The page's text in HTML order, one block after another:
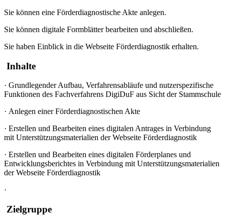
Sie können eine Förderdiagnostische Akte anlegen.
Sie können digitale Formblätter bearbeiten und abschließen.
Sie haben Einblick in die Webseite Förderdiagnostik erhalten.
Inhalte
· Grundlegender Aufbau, Verfahrensabläufe und nutzerspezifische
Funktionen des Fachverfahrens DigiDuF aus Sicht der Stammschule
· Anlegen einer Förderdiagnostischen Akte
· Erstellen und Bearbeiten eines digitalen Antrages in Verbindung
mit Unterstützungsmaterialien der Webseite Förderdiagnostik
· Erstellen und Bearbeiten eines digitalen Förderplanes und
Entwicklungsberichtes in Verbindung mit Unterstützungsmaterialien
der Webseite Förderdiagnostik
·
Zielgruppe